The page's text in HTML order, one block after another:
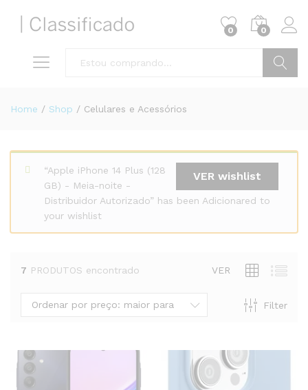
0 0
Home / Shop / Celulares e Acessórios
VER wishlist
“Apple iPhone 14 Plus (128
GB) - Meia-noite -
Distribuidor Autorizado” has been Adicionared to
your wishlist
7 PRODUTOS encontrado VER
Filter
Ordenar por preço: maior para menor